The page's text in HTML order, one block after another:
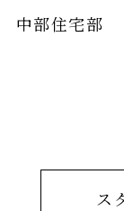
中部住宅
ス